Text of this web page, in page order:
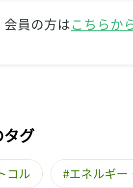
会員の方はこちらか
グ
コル エネルギー